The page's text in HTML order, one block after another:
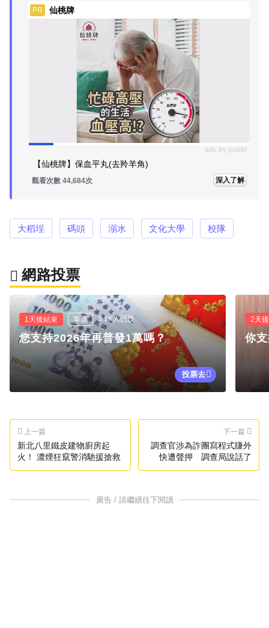
PR 仙桃牌
ads by popIn
【仙桃牌】保血平丸(去羚羊角)
觀看次數 44,684次 深入了解
大稻埕 碼頭 溺水 文化大學 校隊
網路投票
1天後結束 單選 3.1K人已投
您支持2026年再普發1萬嗎？
投票去
2天
你
上一篇
新北八里鐵皮建物廚房起
火！ 濃煙狂竄警消馳援搶救
下一篇
調查官涉為詐團寫程式賺外
快遭聲押 調查局說話了
廣告 / 請繼續往下閱讀